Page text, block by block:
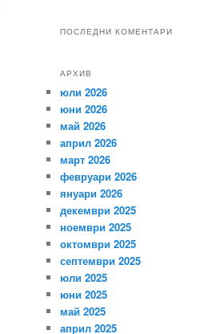
ПОСЛЕДНИ КОМЕНТАРИ
АРХИВ
юли 2026
юни 2026
май 2026
април 2026
март 2026
февруари 2026
януари 2026
декември 2025
ноември 2025
октомври 2025
септември 2025
юли 2025
юни 2025
май 2025
април 2025